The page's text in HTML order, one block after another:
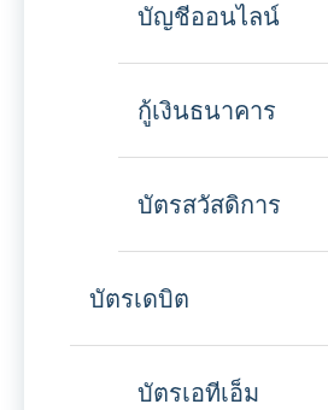
บัญชีออนไลน์
กู้เงินธนาคาร
บัตรสวัสดิการ
บัตรเดบิต
บัตรเอทีเอ็ม